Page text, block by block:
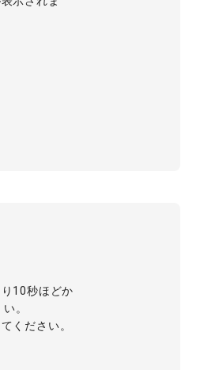
10秒ほどか
。
ください。